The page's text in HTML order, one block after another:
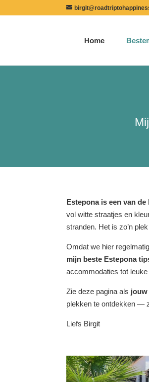
Home
Estepona is een van
vol witte straatjes en
stranden. Het is zo’n
Omdat we hier
mijn beste Estepona
accommodaties tot
Zie deze pagina als
plekken te ontdekken —
Liefs Birgit